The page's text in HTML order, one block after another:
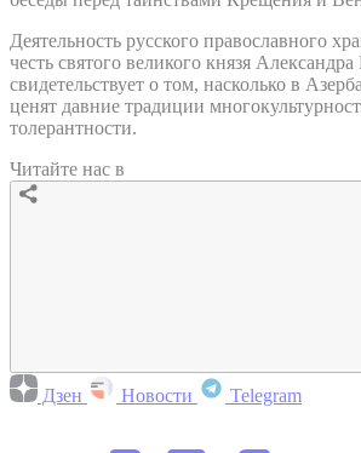
Деятельность русского православного
честь святого великого князя
свидетельствует о том, насколько в
ценят давние традиции
толерантности.
Читайте нас в
Дзен Новости Telegram